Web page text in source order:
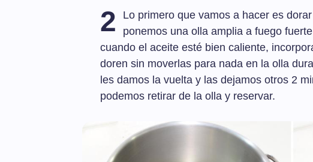
2
Lo primero que vamos a hacer es
ponemos una olla amplia a fuego
cuando el aceite esté bien caliente,
doren sin moverlas para nada en la olla
les damos la vuelta y las dejamos otros 2
podemos retirar de la olla y reservar.